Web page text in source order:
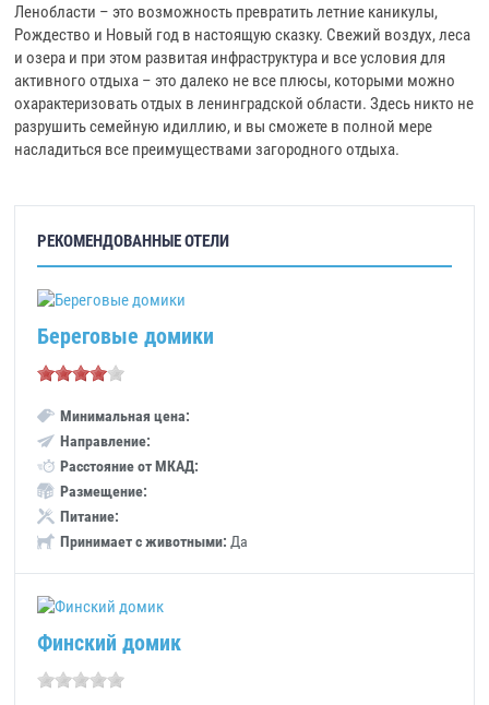
Ленобласти – это возможность превратить летние каникулы,
Рождество и Новый год в настоящую сказку. Свежий воздух, леса
и озера и при этом развитая инфраструктура и все условия для
активного отдыха – это далеко не все плюсы, которыми можно
охарактеризовать отдых в ленинградской области. Здесь никто не
разрушить семейную идиллию, и вы сможете в полной мере
насладиться все преимуществами загородного отдыха.
РЕКОМЕНДОВАННЫЕ ОТЕЛИ
Береговые домики
Минимальная цена:
Направление:
Расстояние от МКАД:
Размещение:
Питание:
Принимает с животными: Да
Финский домик